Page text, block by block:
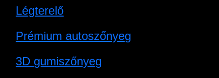
Légterelő
Prémium autoszőnyeg
3D gumiszőnyeg